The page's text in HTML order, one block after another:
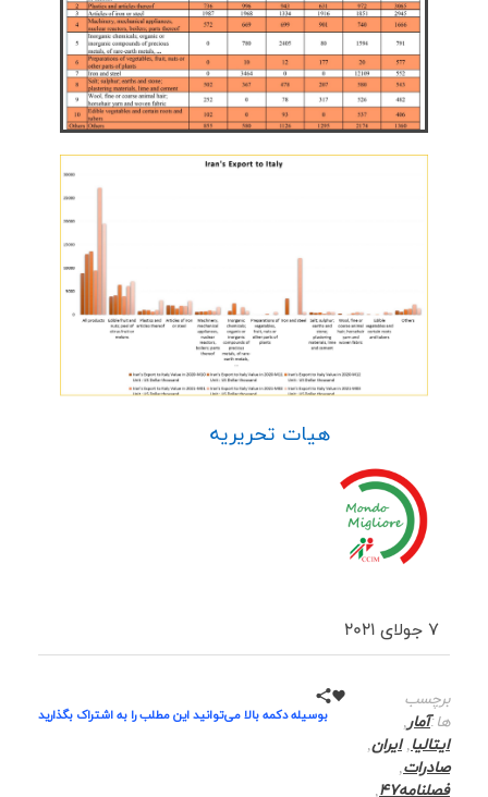
هیات تحریریه
7 جولای 2021
برچسب
ها:آمار,
ایتالیا,ایران,
صادرات,
فصلنامه47
,
بوسیله دکمه بالا می‌توانید این مطلب را به اشتراک بگذارید